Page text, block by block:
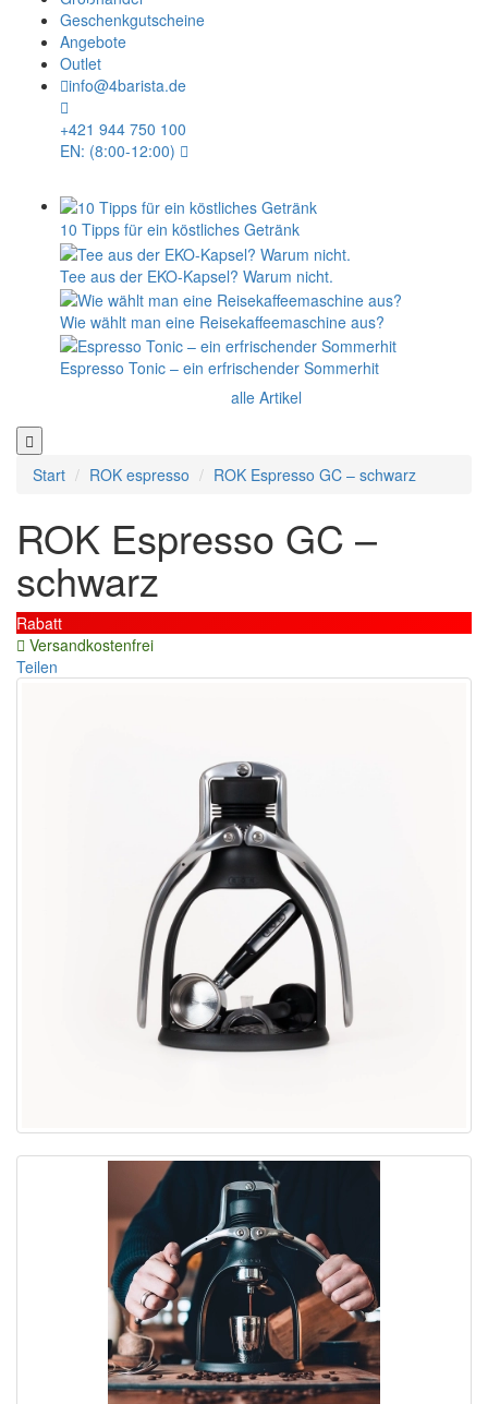
Geschenkgutscheine
Angebote
Outlet
info@4barista.de
+421 944 750 100
EN: (8:00-12:00)
10 Tipps für ein köstliches Getränk
Tee aus der EKO-Kapsel? Warum nicht.
Wie wählt man eine Reisekaffeemaschine aus?
Espresso Tonic – ein erfrischender Sommerhit
alle Artikel
Start ROK espresso ROK Espresso GC – schwarz
ROK Espresso GC –
schwarz
Rabatt
Versandkostenfrei
Teilen